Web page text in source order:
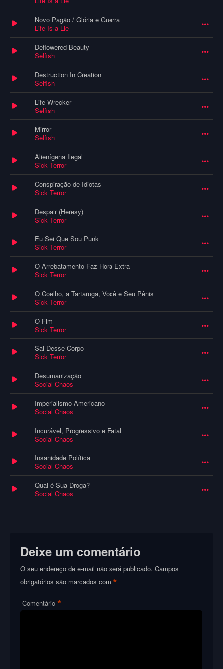
Novo Pagão / Glória e Guerra
Life Is a Lie
Deflowered Beauty
Selfish
Destruction In Creation
Selfish
Life Wrecker
Selfish
Mirror
Selfish
Alienígena Ilegal
Sick Terror
Conspiração de Idiotas
Sick Terror
Despair (Heresy)
Sick Terror
Eu Sei Que Sou Punk
Sick Terror
O Arrebatamento Faz Hora Extra
Sick Terror
O Coelho, a Tartaruga, Você e Seu Pênis
Sick Terror
O Fim
Sick Terror
Sai Desse Corpo
Sick Terror
Desumanização
Social Chaos
Imperialismo Americano
Social Chaos
Incurável, Progressivo e Fatal
Social Chaos
Insanidade Política
Social Chaos
Qual é Sua Droga?
Social Chaos
Deixe um comentário
O seu endereço de e-mail não será publicado. Campos
obrigatórios são marcados com*
Comentário *